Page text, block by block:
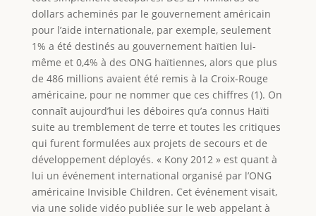
dollars acheminés par le gouvernement américain
pour l’aide internationale, par exemple, seulement
1% a été destinés au gouvernement haïtien lui-
même et 0,4% à des ONG haïtiennes, alors que plus
de 486 millions avaient été remis à la Croix-Rouge
américaine, pour ne nommer que ces chiffres (1). On
connaît aujourd’hui les déboires qu’a connus Haïti
suite au tremblement de terre et toutes les critiques
qui furent formulées aux projets de secours et de
développement déployés. « Kony 2012 » est quant à
lui un événement international organisé par l’ONG
américaine Invisible Children. Cet événement visait,
via une solide vidéo publiée sur le web appelant à